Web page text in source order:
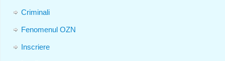
Criminali
Fenomenul OZN
Inscriere